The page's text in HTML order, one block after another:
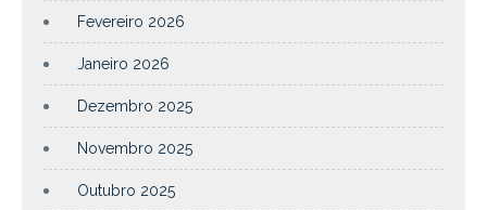
Fevereiro 2026
Janeiro 2026
Dezembro 2025
Novembro 2025
Outubro 2025